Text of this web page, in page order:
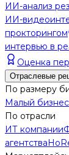
ИИ-анализ
ИИ-
прокторингом
интервью в
Оценка
Отраслевые
По размеру
Малый бизнес
По отрасли
ИТ компании
агентства